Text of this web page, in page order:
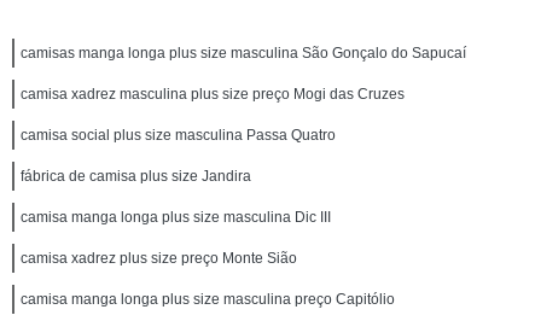
camisas manga longa plus size masculina São Gonçalo do Sapucaí
camisa xadrez masculina plus size preço Mogi das Cruzes
camisa social plus size masculina Passa Quatro
fábrica de camisa plus size Jandira
camisa manga longa plus size masculina Dic III
camisa xadrez plus size preço Monte Sião
camisa manga longa plus size masculina preço Capitólio